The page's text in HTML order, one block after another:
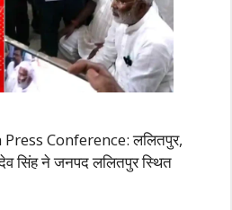
Conference: ललितपुर,
सिंह ने जनपद ललितपुर स्थित